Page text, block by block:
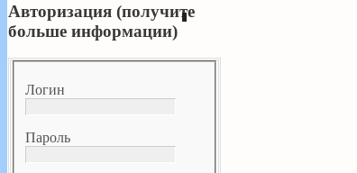
Авторизация (получите
больше информации)
Логин
Пароль